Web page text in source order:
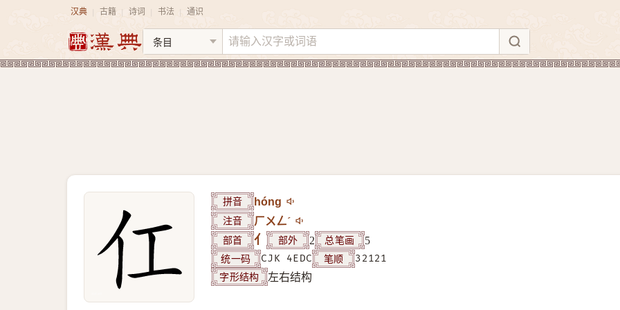
汉典 古籍 诗词 书法 通识
拼音 hóng
注音 ㄏㄨㄥˊ
部首 亻 部外 2 总笔画 5
统一码 CJK 4EDC 笔顺 32121
字形结构 左右结构